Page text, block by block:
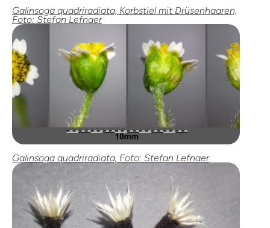
Galinsoga quadriradiata, Korbstiel mit Drüsenhaaren,
Foto: Stefan Lefnaer
Galinsoga quadriradiata, Foto: Stefan Lefnaer